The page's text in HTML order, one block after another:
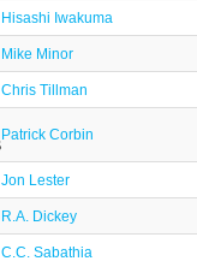
Hisashi Iwakuma
Mike Minor
Chris Tillman
Patrick Corbin
Jon Lester
R.A. Dickey
C.C. Sabathia